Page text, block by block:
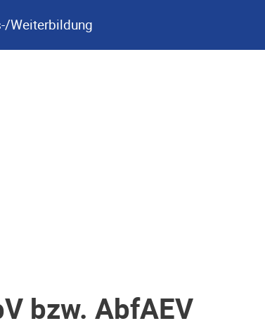
Weiterbildung
bzw. AbfAEV